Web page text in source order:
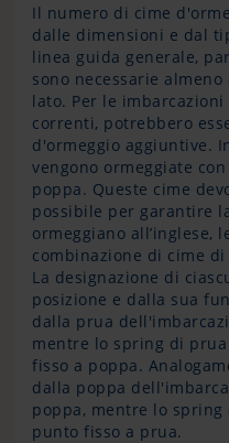
Il numero di cime
dalle dimensioni e dal
linea guida generale,
sono necessarie
lato. Per le
correnti, potrebbero
d'ormeggio aggiuntive.
vengono ormeggiate
poppa. Queste cime
possibile per garantire
ormeggiano all’inglese,
combinazione di cime
La designazione di
posizione e dalla sua
dalla prua
mentre lo spring di
fisso a poppa.
dalla poppa
poppa, mentre lo
punto fisso a prua.